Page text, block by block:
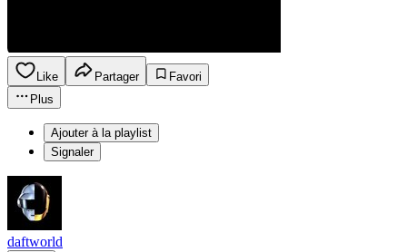
Like Partager
Favori
Plus
Ajouter à la playlist
Signaler
daftworld